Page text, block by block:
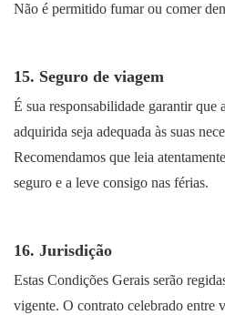
Não é permitido fumar ou comer
15. Seguro de viagem
É sua responsabilidade garantir que
adquirida seja adequada às suas
Recomendamos que leia
seguro e a leve consigo nas férias.
16. Jurisdição
Estas Condições Gerais serão
vigente. O contrato celebrado entre